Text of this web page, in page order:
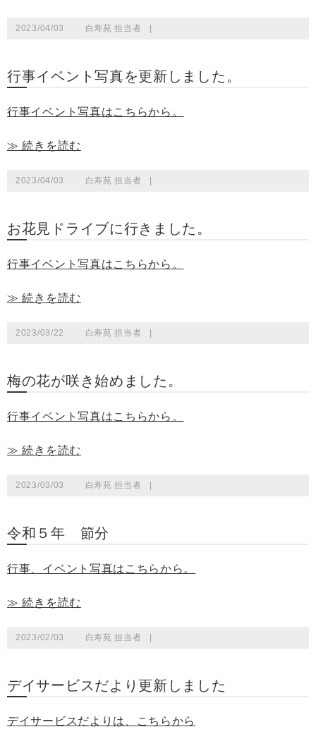
2023/04/03 白寿苑 担当者
行事イベント写真を更新しました。
行事イベント写真はこちらから。
≫ 続きを読む
2023/04/03 白寿苑 担当者
お花見ドライブに行きました。
行事イベント写真はこちらから。
≫ 続きを読む
2023/03/22 白寿苑 担当者
梅の花が咲き始めました。
行事イベント写真はこちらから。
≫ 続きを読む
2023/03/03 白寿苑 担当者
令和５年 節分
行事、イベント写真はこちらから。
≫ 続きを読む
2023/02/03 白寿苑 担当者
デイサービスだより更新しました
デイサービスだよりは、こちらから